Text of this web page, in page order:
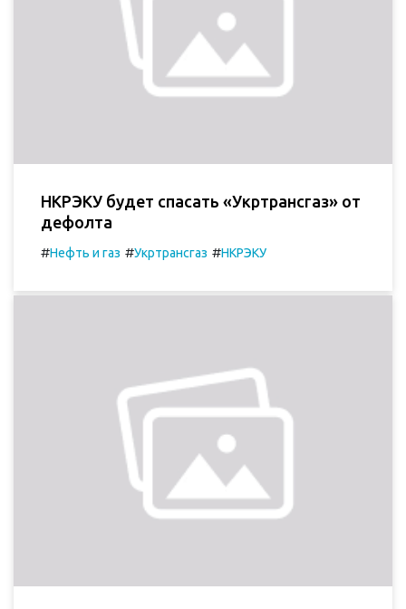
НКРЭКУ будет спасать «Укртрансгаз» от
дефолта
#Нефть и газ #Укртрансгаз #НКРЭКУ